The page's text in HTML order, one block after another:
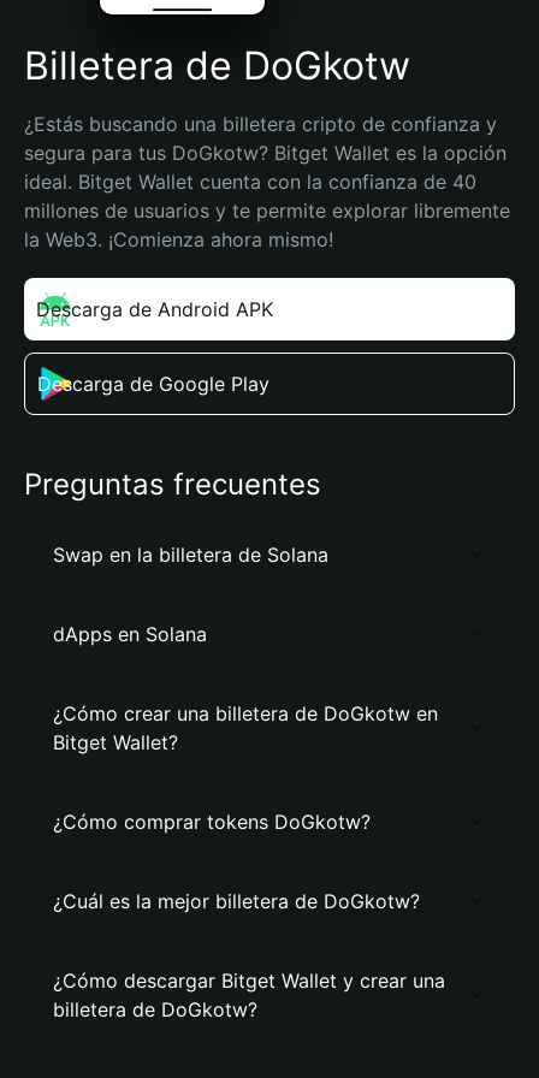
Billetera de DoGkotw
¿Estás buscando una billetera cripto de confianza y
segura para tus DoGkotw? Bitget Wallet es la opción
ideal. Bitget Wallet cuenta con la confianza de 40
millones de usuarios y te permite explorar libremente
la Web3. ¡Comienza ahora mismo!
Descarga de Android APK
Descarga de Google Play
Preguntas frecuentes
Swap en la billetera de Solana
dApps en Solana
¿Cómo crear una billetera de DoGkotw en
Bitget Wallet?
¿Cómo comprar tokens DoGkotw?
¿Cuál es la mejor billetera de DoGkotw?
¿Cómo descargar Bitget Wallet y crear una
billetera de DoGkotw?